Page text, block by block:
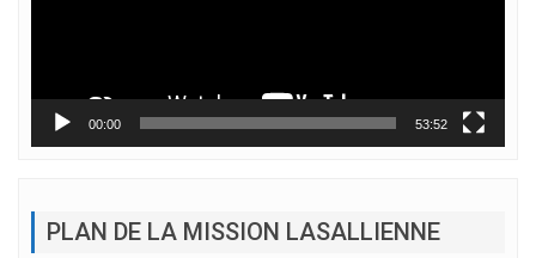
00:00 53:52
PLAN DE LA MISSION LASALLIENNE